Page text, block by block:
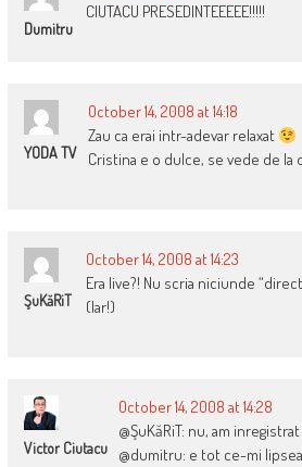
Dumitru
CIUTACU PRESEDINTEEEEE!!!!!
YODA TV
October 14, 2008 at 14:18
Zau ca erai intr-adevar relaxat
Cristina e o dulce, se vede de la
ŞuKăRiT
October 14, 2008 at 14:23
Era live?! Nu scria niciunde
(Iar!)
Victor Ciutacu
October 14, 2008 at 14:28
@ŞuKăRiT: nu, am
@dumitru: e tot ce-mi